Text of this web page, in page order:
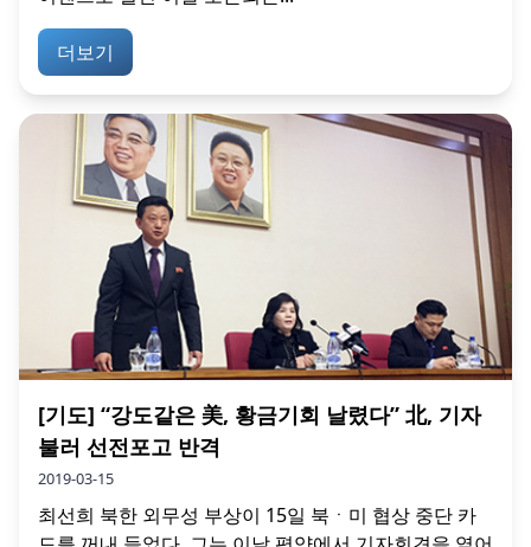
더보기
[기도] “강도같은 美, 황금기회 날렸다” 北, 기자
불러 선전포고 반격
2019-03-15
최선희 북한 외무성 부상이 15일 북ㆍ미 협상 중단 카